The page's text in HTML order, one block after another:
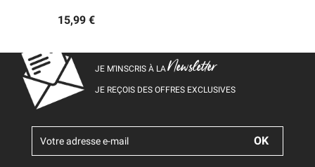
15,99 €
JE M’INSCRIS À LANewsletter
JE REÇOIS DES OFFRES EXCLUSIVES